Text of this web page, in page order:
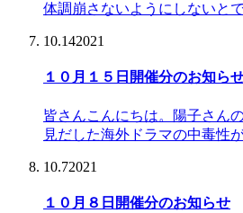
体調崩さないようにしないとで
10.142021
１０月１５日開催分のお知ら
皆さんこんにちは。陽子さん
見だした海外ドラマの中毒性
10.72021
１０月８日開催分のお知らせ